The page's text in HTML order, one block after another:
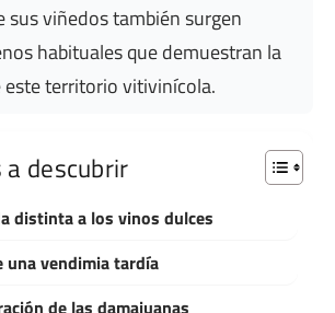
sus viñedos también surgen
habituales que demuestran la
territorio vitivinícola.
a descubrir
distinta a los vinos dulces
una vendimia tardía